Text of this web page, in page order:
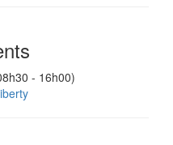
- 16h00)